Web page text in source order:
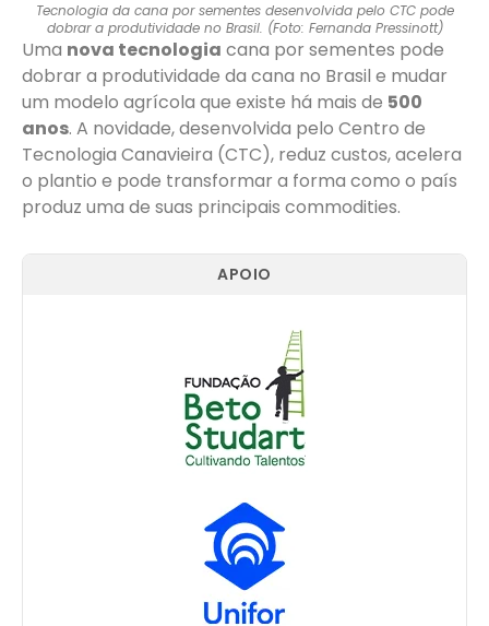
Tecnologia da cana por sementes desenvolvida pelo CTC pode
dobrar a produtividade no Brasil. (Foto: Fernanda Pressinott)
Uma nova tecnologia cana por sementes pode
dobrar a produtividade da cana no Brasil e mudar
um modelo agrícola que existe há mais de 500
anos. A novidade, desenvolvida pelo Centro de
Tecnologia Canavieira (CTC), reduz custos, acelera
o plantio e pode transformar a forma como o país
produz uma de suas principais commodities.
APOIO